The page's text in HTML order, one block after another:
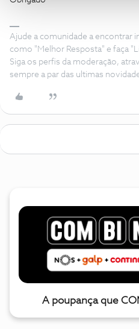
Ajude a comunidade a encontrar
como "Melhor Resposta" e faça
Siga os perfis da moderação,
sempre a par das ultimas
A poupança que